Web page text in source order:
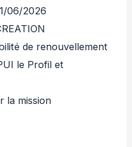
06/2026
de renouvellement
le Profil et
la mission